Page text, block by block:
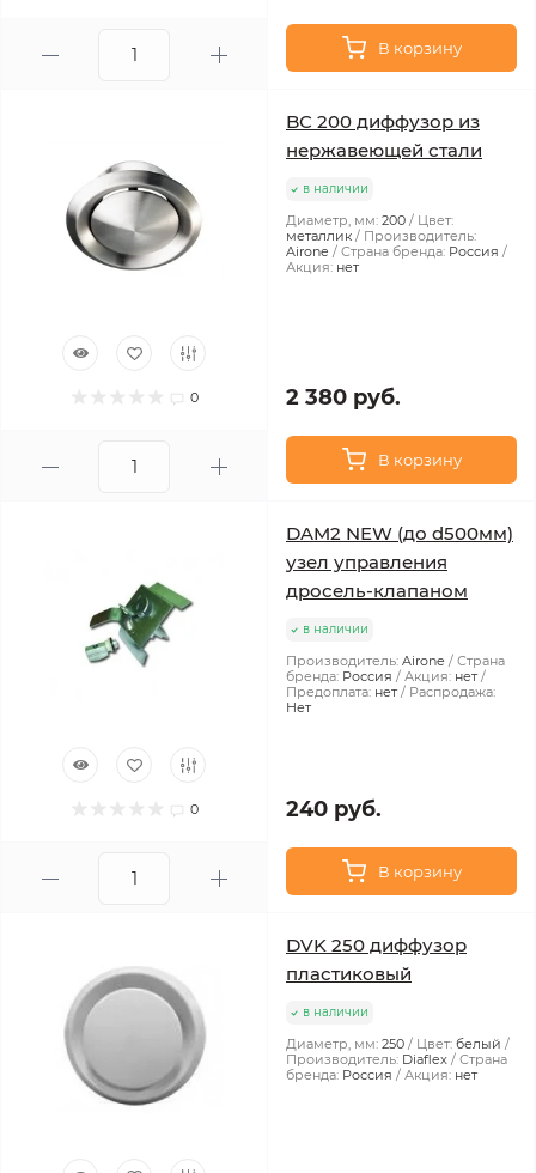
В корзину
0
BC 200 диффузор из
нержавеющей стали
в наличии
Диаметр, мм: 200
Цвет:
металлик
Производитель:
Airone
Страна бренда: Россия
Акция: нет
2 380 руб.
В корзину
0
DAM2 NEW (до d500мм)
узел управления
дросель-клапаном
в наличии
Производитель: Airone
Страна
бренда: Россия Акция: нет
Предоплата: нет
Распродажа:
Нет
240 руб.
В корзину
DVK 250 диффузор
пластиковый
в наличии
Диаметр, мм: 250 Цвет: белый
Производитель: Diaflex
Страна
бренда: Россия Акция: нет